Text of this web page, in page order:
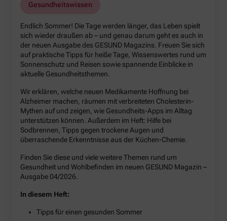
Gesundheitswissen
Endlich Sommer! Die Tage werden länger, das Leben spielt
sich wieder draußen ab – und genau darum geht es auch in
der neuen Ausgabe des GESUND Magazins. Freuen Sie sich
auf praktische Tipps für heiße Tage, Wissenswertes rund um
Sonnenschutz und Reisen sowie spannende Einblicke in
aktuelle Gesundheitsthemen.
Wir erklären, welche neuen Medikamente Hoffnung bei
Alzheimer machen, räumen mit verbreiteten Cholesterin-
Mythen auf und zeigen, wie Gesundheits-Apps im Alltag
unterstützen können. Außerdem im Heft: Hilfe bei
Sodbrennen, Tipps gegen trockene Augen und
überraschende Erkenntnisse aus der Küchen-Chemie.
Finden Sie diese und viele weitere Themen rund um
Gesundheit und Wohlbefinden im neuen GESUND Magazin –
Ausgabe 04/2026.
In diesem Heft:
Tipps für einen gesunden Sommer